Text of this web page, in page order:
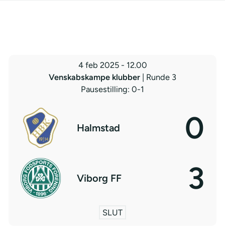
4 feb 2025 - 12.00
Venskabskampe klubber
| Runde 3
Pausestilling: 0-1
Halmstad 0
Viborg FF 3
SLUT